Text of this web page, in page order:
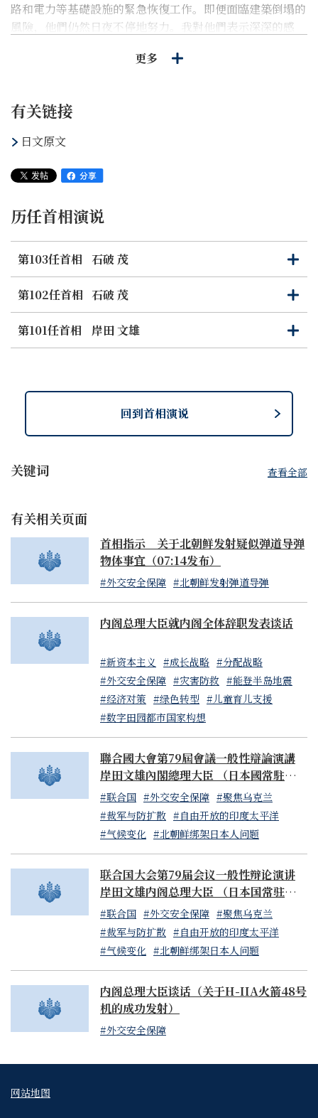
路和電力等基礎設施的緊急恢復工作。即便面臨建築倒塌的
風險，他們仍然日夜不停地努力。我對他們表示深深的感
的行動。災難發生後的混亂，透過有關人員的努力和合作逐
漸恢復了平靜。「能登連土地都是溫柔的」這個說法，向能
登半島的人民表達了深深的敬意。他們對他人溫柔以待，而
內心卻擁有非凡的堅強。
民的生活和生計。我們還將致力於減輕災民未來的不安和擔
憂，為保護災民的生命和健康，推進二次疏散的措施。為
此，政府將採取一切必要措施，哪怕這些措施是非常規的。
例如，我們已經修訂了去年底決定的2024年度政府預算，
將應對地震的一般預備費用增加到一萬億日元。這是基於我
們不能因預算限制而猶豫應對災害的考慮。未來，對災區的
支援將逐步轉變。政府將不間斷地提供支援，堅持盡一切所
能的原則，全力以赴地投入。
我們將穩步實施旨在支持災民生活和生計的政策包，包括支
持災民返回故土，我決心負責地致力於災區的重生。最近我
視察了災區，訪問了輪島市、珠洲市的避難所。我直接聽到
災民支援和重建政策方向時有參考價值的寶貴意見。
措產生了深刻印象。在災區的道路被切斷、機場無法使用的
情況下，官民合作的一體化物流系統開始運作。在物資支援
的運輸中，自衛隊的直升機從城市部分向海上空運物資，然
後由民間物流公司在自家倉庫接貨，分割成小包裹後用卡車
網絡中斷的疏散點。
來自民間企業的支援也眾多。擁有循環過濾並再利用生活用
水技術的初創公司，提供了在斷水期間也可使用的熱水淋浴
設備。這家企業在非洲和中東地區提供水循環過濾系統的業
務。停電或斷水期間也能使用的移動廁所拖車也被送往災
在孤立集落的救援中，自衛隊的救援行動與醫藥品運送、從
空中調查災情、透過無線中繼進行手機網絡緊急恢復等，使
用無人機進行的災害救助活動得以全面展開。這些活動的共
同點是，日本傳統的羈絆之力，與數位化、初創企業、官民
合作、資源循環等新時代元素結合，升級為新的日本力量。
2. 感受成果的一年
不僅限於地震災區，日本經濟各領域都湧現新力量。今日，
岸田政府上台已逾兩年四月。我們決心摒棄持續30年的成本
削減經濟模式，致力於透過新型公私合作解決社會問題，推
工資增長、資本投資和股票價格均達30年來最高水平，處處
可見日本經濟正步入新階段。現今，我們有望徹底擺脫長期
勿再回頭。這正是堅定政治決心之時。在國會集合的各位議
員們，讓我們在2024年實現已取得的成就，確保國民能夠
更多
有关链接
日文原文
历任首相演说
第103任首相 石破 茂
打
开
关
闭
第102任首相 石破 茂
打
开
关
闭
第101任首相
岸田 文雄
打
开
关
闭
关键词 查看全部
有关相关页面
首相指示 关于北朝鲜发射疑似弹道导弹
物体事宜（07:14发布）
#外交安全保障 #北朝鲜发射弹道导弹
内阁总理大臣就内阁全体辞职发表谈话
#新资本主义 #成长战略 #分配战略
#外交安全保障 #灾害防救 #能登半岛地震
#经济对策 #绿色转型 #儿童育儿支援
#数字田园都市国家构想
聯合國大會第79屆會議一般性辯論演講
岸田文雄內閣總理大臣 （日本國常駐聯合
國代表山崎和之大使代讀）
#联合国 #外交安全保障 #聚焦乌克兰
#裁军与防扩散 #自由开放的印度太平洋
#气候变化 #北朝鲜绑架日本人问题
联合国大会第79届会议一般性辩论演讲
岸田文雄内阁总理大臣 （日本国常驻联合
国代表山崎和之大使代读）
#联合国 #外交安全保障 #聚焦乌克兰
#裁军与防扩散 #自由开放的印度太平洋
#气候变化 #北朝鲜绑架日本人问题
内阁总理大臣谈话（关于H-IIA火箭48号
机的成功发射）
#外交安全保障
回到首相演说
网站地图